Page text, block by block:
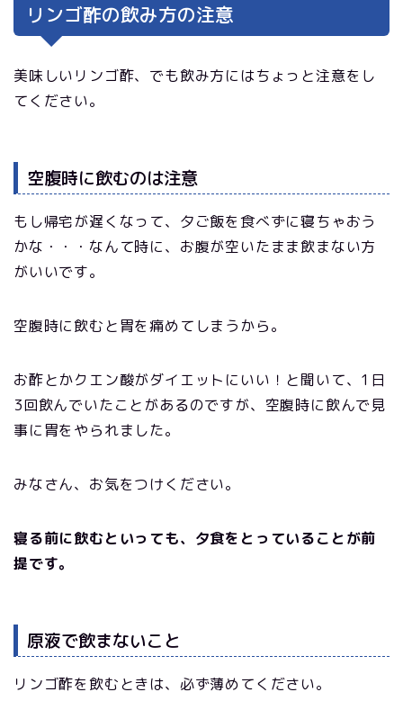
リンゴ酢の飲み方の注意
美味しいリンゴ酢、でも飲み方にはちょっと注意をし
てください。
空腹時に飲むのは注意
もし帰宅が遅くなって、夕ご飯を食べずに寝ちゃおう
かな・・・なんて時に、お腹が空いたまま飲まない方
がいいです。
空腹時に飲むと胃を痛めてしまうから。
お酢とかクエン酸がダイエットにいい！と聞いて、1日
3回飲んでいたことがあるのですが、空腹時に飲んで見
事に胃をやられました。
みなさん、お気をつけください。
寝る前に飲むといっても、夕食をとっていることが前
提です。
原液で飲まないこと
リンゴ酢を飲むときは、必ず薄めてください。